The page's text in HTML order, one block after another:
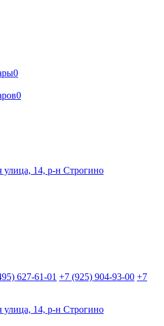
0
0
улица, 14, р-н Строгино
627-61-01 +7 (925) 904-93-00 +7
улица, 14, р-н Строгино